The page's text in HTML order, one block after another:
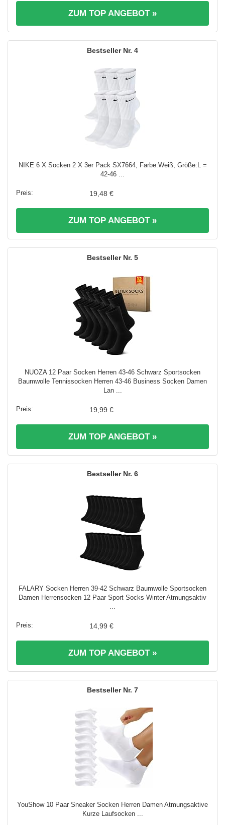
ZUM TOP ANGEBOT »
4
NIKE 6 X Socken 2 X 3er Pack SX7664, Farbe:Weiß, Größe:L =
42-46 ...
19,48 €
ZUM TOP ANGEBOT »
5
NUOZA 12 Paar Socken Herren 43-46 Schwarz Sportsocken
Baumwolle Tennissocken Herren 43-46 Business Socken Damen
Lan ...
19,99 €
ZUM TOP ANGEBOT »
6
FALARY Socken Herren 39-42 Schwarz Baumwolle Sportsocken
Damen Herrensocken 12 Paar Sport Socks Winter Atmungsaktiv
14,99 €
ZUM TOP ANGEBOT »
7
YouShow 10 Paar Sneaker Socken Herren Damen Atmungsaktive
Kurze Laufsocken ...